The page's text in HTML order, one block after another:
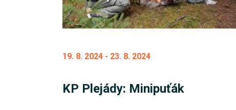
19. 8. 2024 - 23. 8. 2024
KP Plejády: Minipuťák